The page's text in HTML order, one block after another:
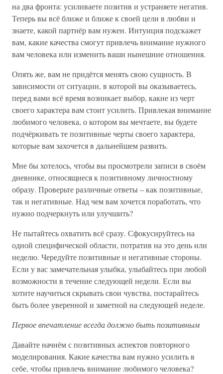
на два фронта: усиливаете позитив и устраняете негатив.
Теперь вы всё ближе и ближе к своей цели в любви и
знаете, какой партнёр вам нужен. Интуиция подскажет
вам, какие качества смогут привлечь внимание нужного
вам человека или изменить ваши нынешние отношения.
Опять же, вам не придётся менять свою сущность. В
зависимости от ситуации, в которой вы оказываетесь,
перед вами всё время возникает выбор, какие из черт
своего характера вам стоит усилить. Привлекая внимание
любимого человека, о котором вы мечтаете, вы будете
подчёркивать те позитивные черты своего характера,
которые вам захочется в дальнейшем развить.
Мне бы хотелось, чтобы вы просмотрели записи в своём
дневнике, относящиеся к позитивному личностному
образу. Проверьте различные ответы – как позитивные,
так и негативные. Над чем вам хочется поработать, что
нужно подчеркнуть или улучшить?
Не пытайтесь охватить всё сразу. Сфокусируйтесь на
одной специфической области, потратив на это день или
неделю. Чередуйте позитивные и негативные стороны.
Если у вас замечательная улыбка, улыбайтесь при любой
возможности в течение следующей недели. Если вы
хотите научиться скрывать свои чувства, постарайтесь
быть более уверенной и заметной на следующей неделе.
Первое впечатление всегда должно быть позитивным
Давайте начнём с позитивных аспектов повторного
моделирования. Какие качества вам нужно усилить в
себе, чтобы привлечь внимание любимого человека?